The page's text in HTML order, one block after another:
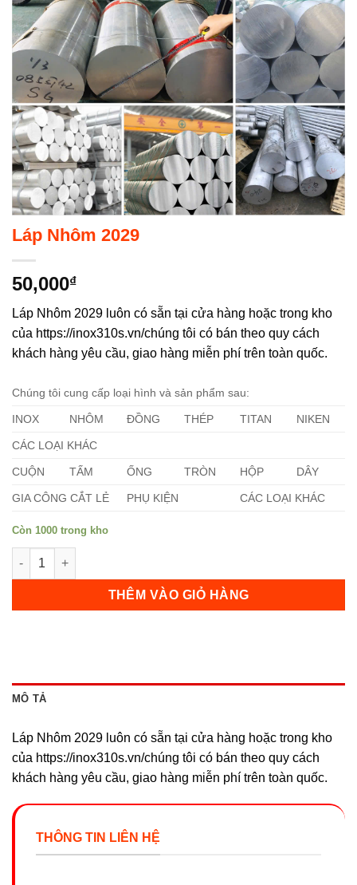
Láp Nhôm 2029
50,000₫
Láp Nhôm 2029 luôn có sẵn tại cửa hàng hoặc trong kho
của https://inox310s.vn/chúng tôi có bán theo quy cách
khách hàng yêu cầu, giao hàng miễn phí trên toàn quốc.
Chúng tôi cung cấp loại hình và sản phẩm sau:
INOX NHÔM ĐỒNG THÉP TITAN NIKEN
CÁC LOẠI KHÁC
CUỘN TẤM ỐNG TRÒN HỘP DÂY
GIA CÔNG CẮT LẺ PHỤ KIỆN CÁC LOẠI KHÁC
Còn 1000 trong kho
Láp Nhôm 2029 số lượng
THÊM VÀO GIỎ HÀNG
MÔ TẢ
Láp Nhôm 2029 luôn có sẵn tại cửa hàng hoặc trong kho
của https://inox310s.vn/chúng tôi có bán theo quy cách
khách hàng yêu cầu, giao hàng miễn phí trên toàn quốc.
THÔNG TIN LIÊN HỆ
Không hiển thị lại nữa!